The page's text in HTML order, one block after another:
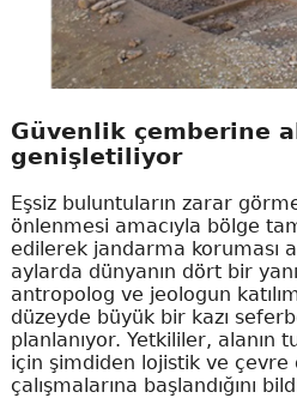
Güvenlik çemberine
genişletiliyor
Eşsiz buluntuların zarar
önlenmesi amacıyla bölge
edilerek jandarma koruması
aylarda dünyanın dört bir
antropolog ve jeologun
düzeyde büyük bir kazı
planlanıyor. Yetkililer, alanın
için şimdiden lojistik ve çevre
çalışmalarına başlandığını